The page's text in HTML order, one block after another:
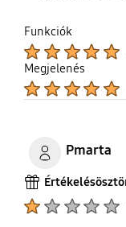
Funkciók
Megjelenés
Pmarta